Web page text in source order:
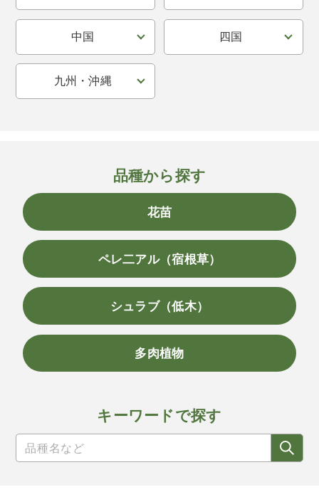
中国 四国
九州・沖縄
品種から探す
花苗
ペレ二アル（宿根草）
シュラブ（低木）
多肉植物
キーワードで探す